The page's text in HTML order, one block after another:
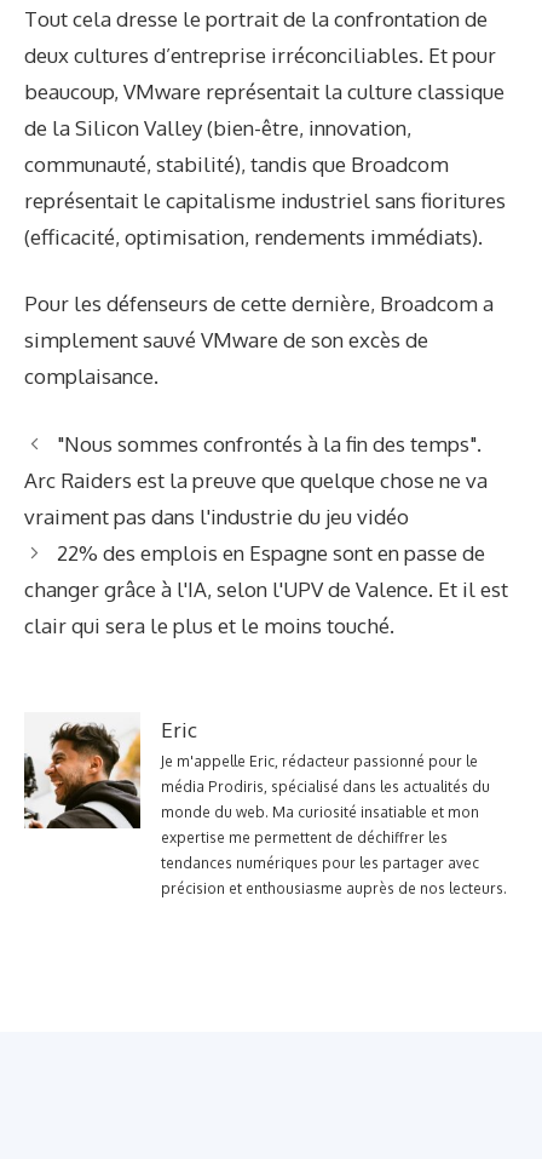
Tout cela dresse le portrait de la confrontation de
deux cultures d’entreprise irréconciliables. Et pour
beaucoup, VMware représentait la culture classique
de la Silicon Valley (bien-être, innovation,
communauté, stabilité), tandis que Broadcom
représentait le capitalisme industriel sans fioritures
(efficacité, optimisation, rendements immédiats).
Pour les défenseurs de cette dernière, Broadcom a
simplement sauvé VMware de son excès de
complaisance.
"Nous sommes confrontés à la fin des temps".
Arc Raiders est la preuve que quelque chose ne va
vraiment pas dans l'industrie du jeu vidéo
22% des emplois en Espagne sont en passe de
changer grâce à l'IA, selon l'UPV de Valence. Et il est
clair qui sera le plus et le moins touché.
Eric
Je m'appelle Eric, rédacteur passionné pour le
média Prodiris, spécialisé dans les actualités du
monde du web. Ma curiosité insatiable et mon
expertise me permettent de déchiffrer les
tendances numériques pour les partager avec
précision et enthousiasme auprès de nos lecteurs.